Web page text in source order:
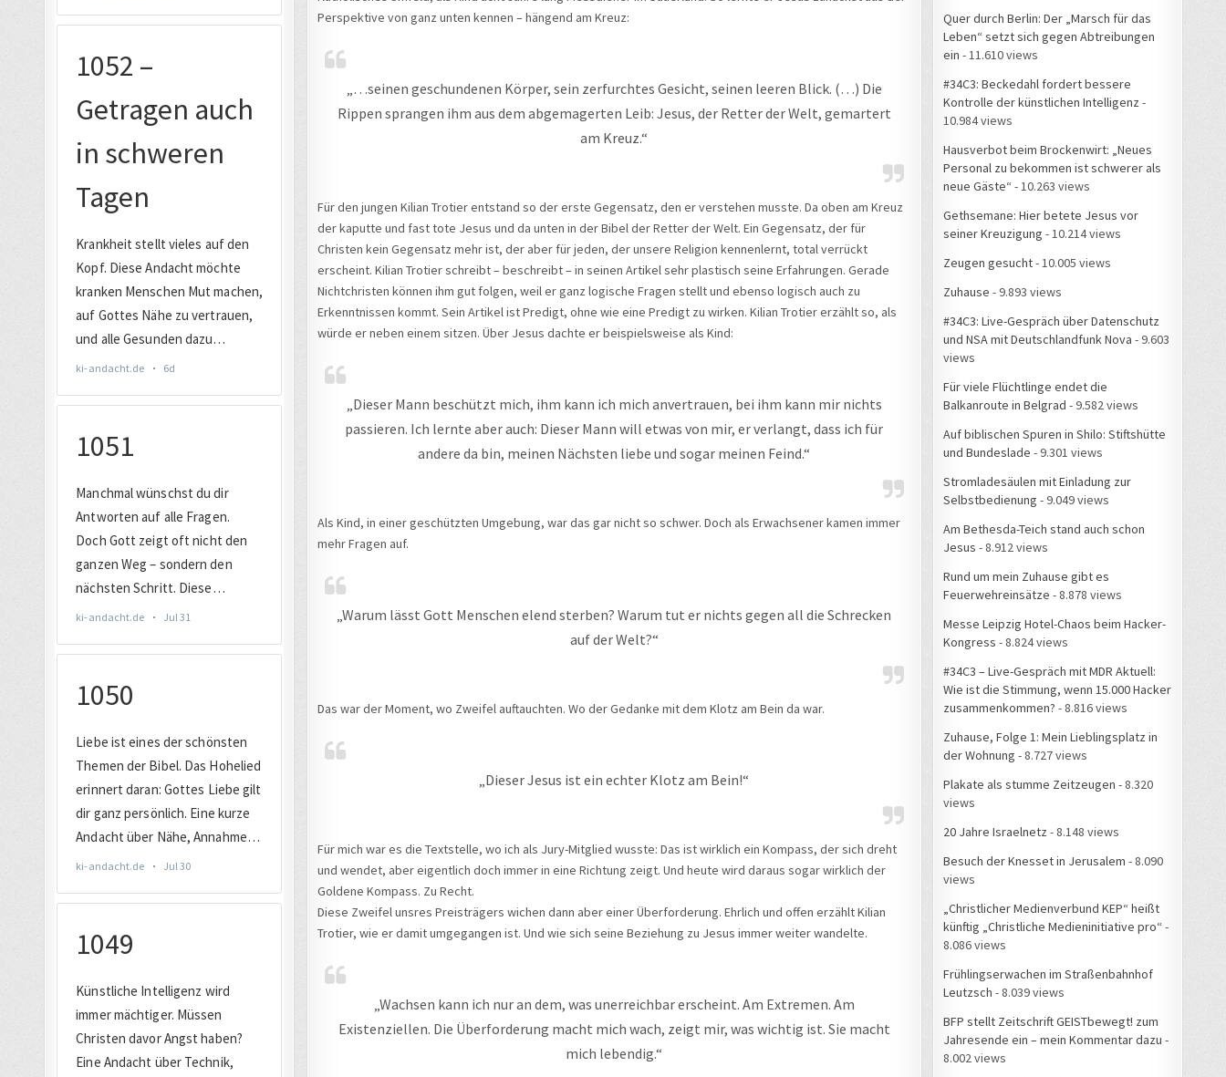
Perspektive von ganz unten kennen – hängend am Kreuz:
„…seinen geschundenen Körper, sein zerfurchtes Gesicht, seinen leeren Blick. (…) Die
Rippen sprangen ihm aus dem abgemagerten Leib: Jesus, der Retter der Welt, gemartert
am Kreuz.“
Für den jungen Kilian Trotier entstand so der erste Gegensatz, den er verstehen musste. Da oben am Kreuz
der kaputte und fast tote Jesus und da unten in der Bibel der Retter der Welt. Ein Gegensatz, der für
Christen kein Gegensatz mehr ist, der aber für jeden, der unsere Religion kennenlernt, total verrückt
erscheint. Kilian Trotier schreibt – beschreibt – in seinen Artikel sehr plastisch seine Erfahrungen. Gerade
Nichtchristen können ihm gut folgen, weil er ganz logische Fragen stellt und ebenso logisch auch zu
Erkenntnissen kommt. Sein Artikel ist Predigt, ohne wie eine Predigt zu wirken. Kilian Trotier erzählt so, als
würde er neben einem sitzen. Über Jesus dachte er beispielsweise als Kind:
„Dieser Mann beschützt mich, ihm kann ich mich anvertrauen, bei ihm kann mir nichts
passieren. Ich lernte aber auch: Dieser Mann will etwas von mir, er verlangt, dass ich für
andere da bin, meinen Nächsten liebe und sogar meinen Feind.“
Als Kind, in einer geschützten Umgebung, war das gar nicht so schwer. Doch als Erwachsener kamen immer
mehr Fragen auf.
„Warum lässt Gott Menschen elend sterben? Warum tut er nichts gegen all die Schrecken
auf der Welt?“
Das war der Moment, wo Zweifel auftauchten. Wo der Gedanke mit dem Klotz am Bein da war.
„Dieser Jesus ist ein echter Klotz am Bein!“
Für mich war es die Textstelle, wo ich als Jury-Mitglied wusste: Das ist wirklich ein Kompass, der sich dreht
und wendet, aber eigentlich doch immer in eine Richtung zeigt. Und heute wird daraus sogar wirklich der
Goldene Kompass. Zu Recht.
Diese Zweifel unsres Preisträgers wichen dann aber einer Überforderung. Ehrlich und offen erzählt Kilian
Trotier, wie er damit umgegangen ist. Und wie sich seine Beziehung zu Jesus immer weiter wandelte.
„Wachsen kann ich nur an dem, was unerreichbar erscheint. Am Extremen. Am
Existenziellen. Die Überforderung macht mich wach, zeigt mir, was wichtig ist. Sie macht
mich lebendig.“
Quer durch Berlin: Der „Marsch für das
Leben“ setzt sich gegen Abtreibungen
ein - 11.610 views
#34C3: Beckedahl fordert bessere
Kontrolle der künstlichen Intelligenz -
10.984 views
Hausverbot beim Brockenwirt: „Neues
Personal zu bekommen ist schwerer als
neue Gäste“ - 10.263 views
Gethsemane: Hier betete Jesus vor
seiner Kreuzigung - 10.214 views
Zeugen gesucht- 10.005 views
Zuhause - 9.893 views
#34C3: Live-Gespräch über Datenschutz
und NSA mit Deutschlandfunk Nova - 9.603
views
Für viele Flüchtlinge endet die
Balkanroute in Belgrad - 9.582 views
Auf biblischen Spuren in Shilo: Stiftshütte
und Bundeslade - 9.301 views
Stromladesäulen mit Einladung zur
Selbstbedienung - 9.049 views
Am Bethesda-Teich stand auch schon
Jesus - 8.912 views
Rund um mein Zuhause gibt es
Feuerwehreinsätze - 8.878 views
Messe Leipzig Hotel-Chaos beim Hacker-
Kongress - 8.824 views
#34C3 – Live-Gespräch mit MDR Aktuell:
Wie ist die Stimmung, wenn 15.000 Hacker
zusammenkommen? - 8.816 views
Zuhause, Folge 1: Mein Lieblingsplatz in
der Wohnung - 8.727 views
Plakate als stumme Zeitzeugen - 8.320
views
20 Jahre Israelnetz - 8.148 views
Besuch der Knesset in Jerusalem - 8.090
views
„Christlicher Medienverbund KEP“ heißt
künftig „Christliche Medieninitiative pro“ -
8.086 views
Frühlingserwachen im Straßenbahnhof
Leutzsch - 8.039 views
BFP stellt Zeitschrift GEISTbewegt! zum
Jahresende ein – mein Kommentar dazu -
8.002 views